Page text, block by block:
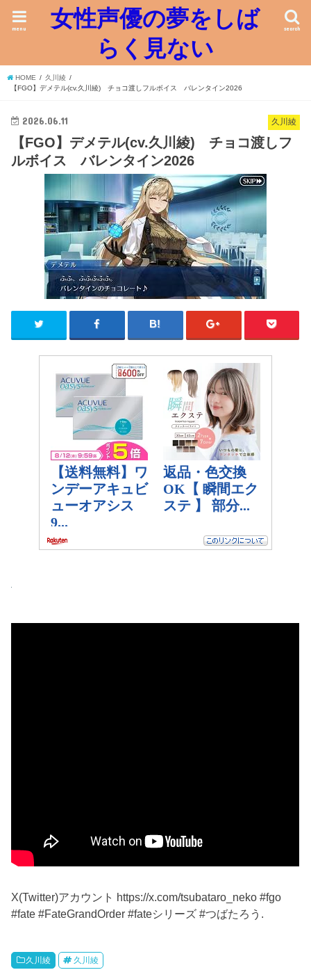
女性声優の夢をしば
らく見ない
search
menu
HOME
久川綾
【FGO】デメテル(cv.久川綾) チョコ渡しフルボイス バレンタイン2026
久川綾
2026.06.11
【FGO】デメテル(cv.久川綾) チョコ渡しフ
ルボイス バレンタイン2026
X(Twitter)アカウント https://x.com/tsubataro_neko #fgo
#fate #FateGrandOrder #fateシリーズ #つばたろう.
久川綾 久川綾